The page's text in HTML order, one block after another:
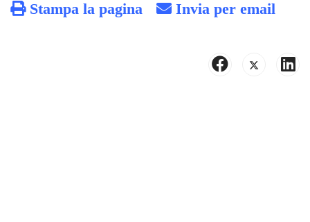
Stampa la pagina Invia per email